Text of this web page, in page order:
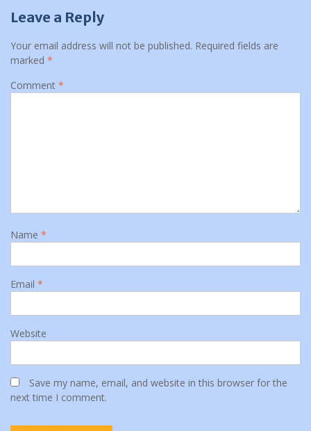
Leave a Reply
Your email address will not be published. Required fields are
marked *
Comment *
Name *
Email *
Website
Save my name, email, and website in this browser for the
next time I comment.